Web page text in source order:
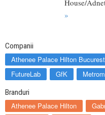
House/
»
Companii
Athenee Palace Hilton
FutureLab
GfK
Branduri
Athenee Palace Hilton